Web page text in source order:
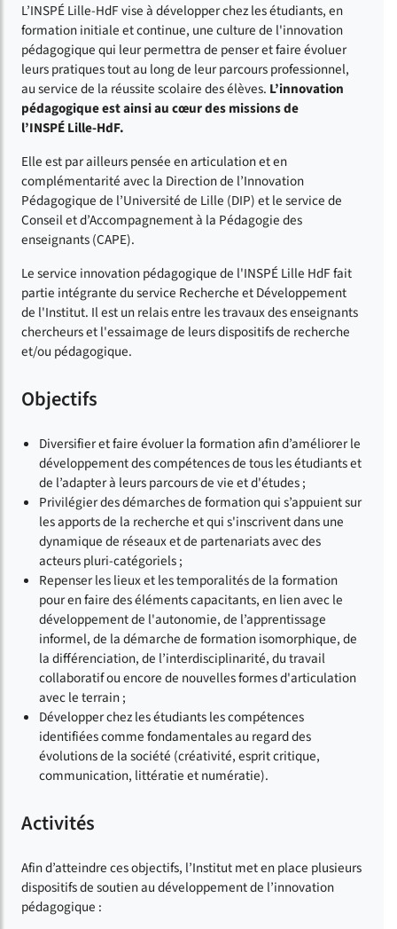
L’INSPÉ Lille-HdF vise à développer chez les étudiants, en
formation initiale et continue, une culture de l'innovation
pédagogique qui leur permettra de penser et faire évoluer
leurs pratiques tout au long de leur parcours professionnel,
au service de la réussite scolaire des élèves. L’innovation
pédagogique est ainsi au cœur des missions de
l’INSPÉ Lille-HdF.
Elle est par ailleurs pensée en articulation et en
complémentarité avec la Direction de l’Innovation
Pédagogique de l’Université de Lille (DIP) et le service de
Conseil et d’Accompagnement à la Pédagogie des
enseignants (CAPE).
Le service innovation pédagogique de l'INSPÉ Lille HdF fait
partie intégrante du service Recherche et Développement
de l'Institut. Il est un relais entre les travaux des enseignants
chercheurs et l'essaimage de leurs dispositifs de recherche
et/ou pédagogique.
Objectifs
Diversifier et faire évoluer la formation afin d’améliorer le
développement des compétences de tous les étudiants et
de l’adapter à leurs parcours de vie et d'études ;
Privilégier des démarches de formation qui s’appuient sur
les apports de la recherche et qui s'inscrivent dans une
dynamique de réseaux et de partenariats avec des
acteurs pluri-catégoriels ;
Repenser les lieux et les temporalités de la formation
pour en faire des éléments capacitants, en lien avec le
développement de l'autonomie, de l’apprentissage
informel, de la démarche de formation isomorphique, de
la différenciation, de l’interdisciplinarité, du travail
collaboratif ou encore de nouvelles formes d'articulation
avec le terrain ;
Développer chez les étudiants les compétences
identifiées comme fondamentales au regard des
évolutions de la société (créativité, esprit critique,
communication, littératie et numératie).
Activités
Afin d’atteindre ces objectifs, l’Institut met en place plusieurs
dispositifs de soutien au développement de l’innovation
pédagogique :